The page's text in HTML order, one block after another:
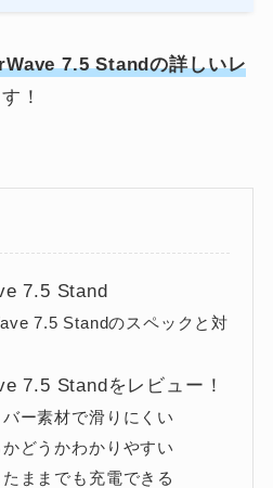
7.5 Standの詳しいレ
！
7.5 Stand
7.5 Standのスペックと対
7.5 Standをレビュー！
ー素材で滑りにくい
どうかわかりやすい
ままでも充電できる